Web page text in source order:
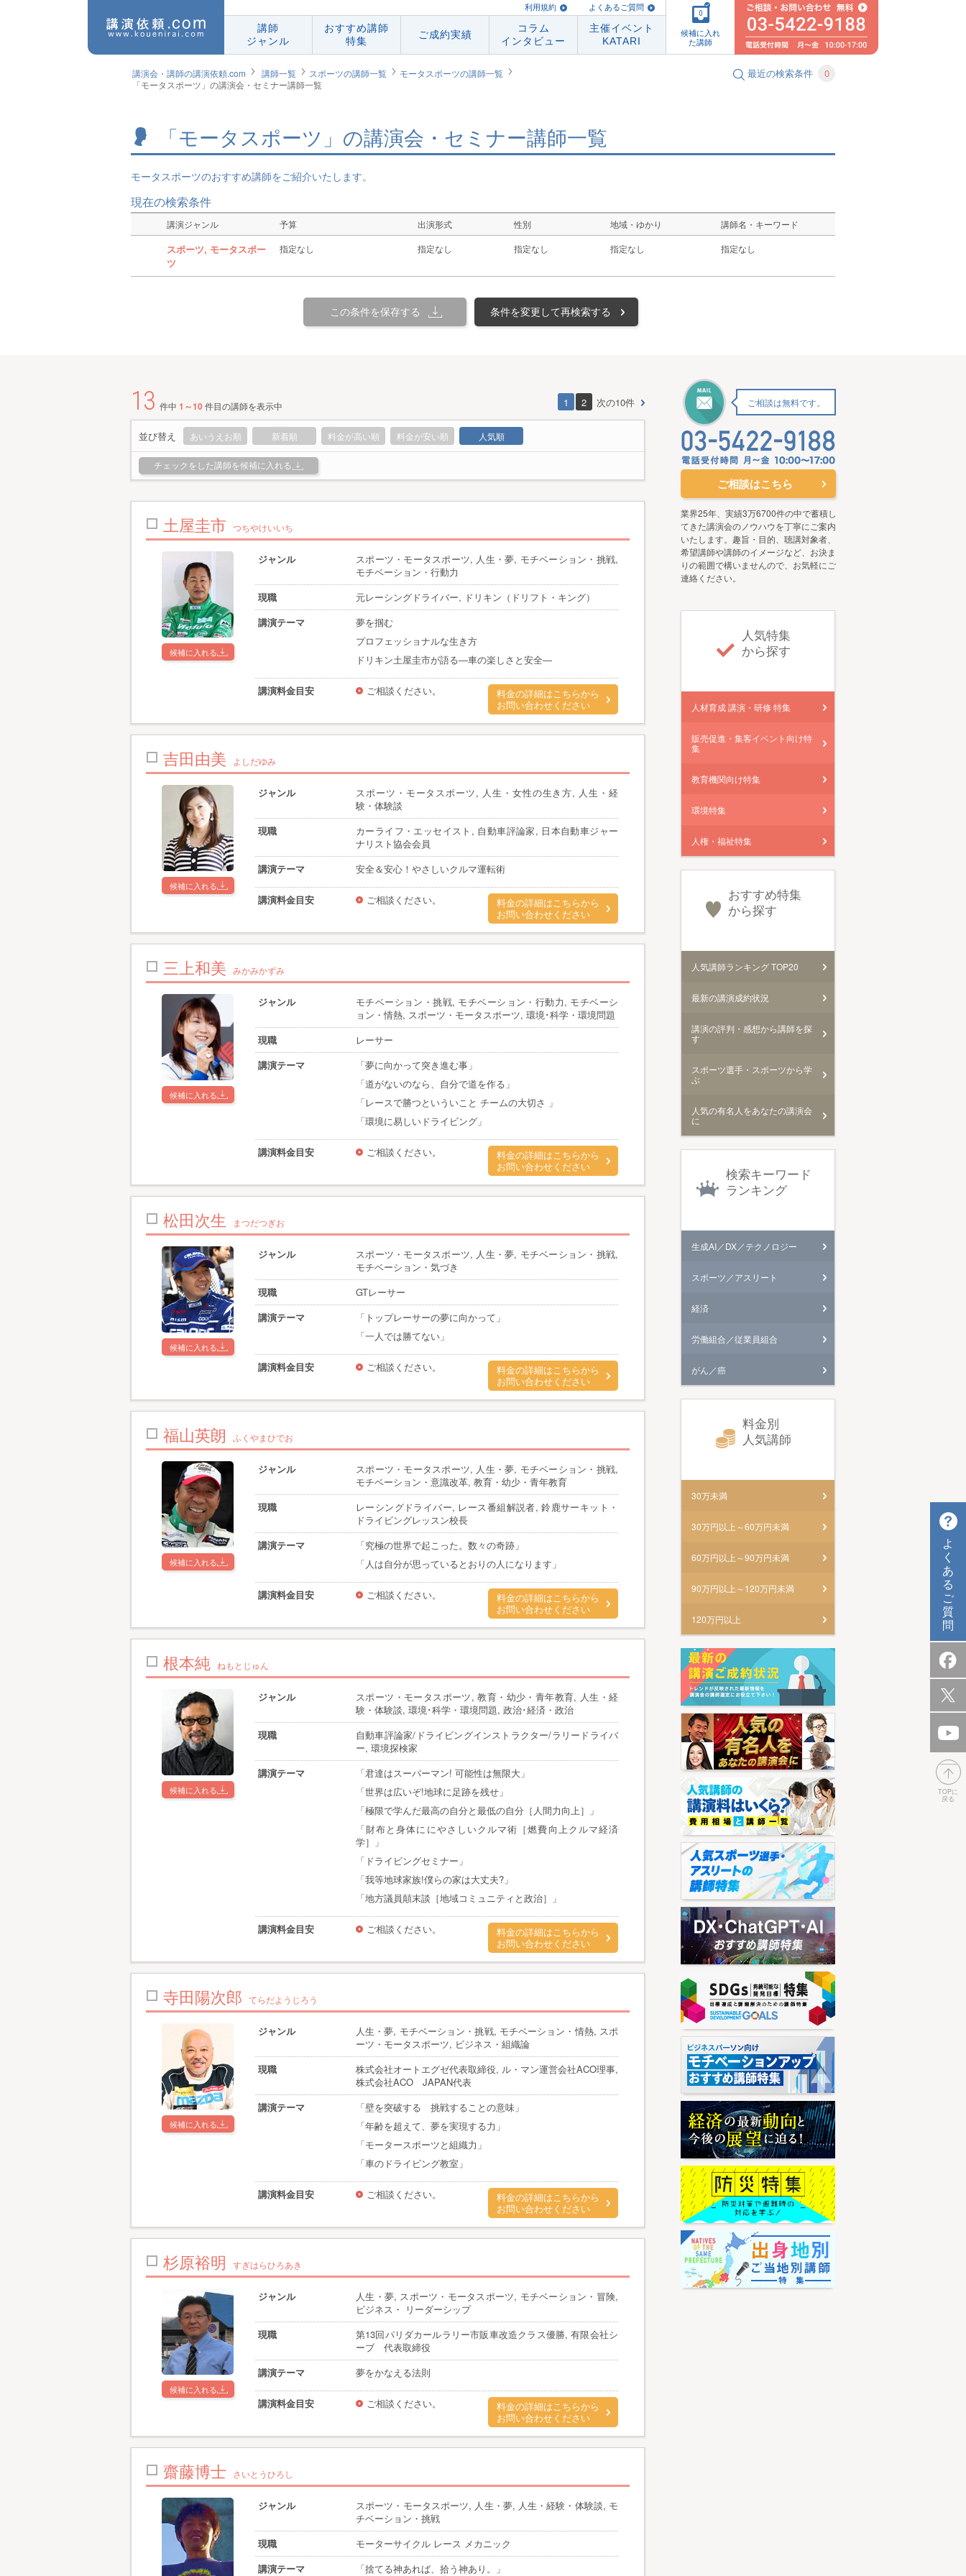
利用規約 よくあるご質問
講師
ジャンル
おすすめ講師
特集
ご成約実績
コラム
インタビュー
主催イベント
KATARI
0
候補に入れ
た講師
講演会・講師の講演依頼.com 講師一覧 スポーツの講師一覧
モータスポーツの講師一覧
「モータスポーツ」の講演会・セミナー講師一覧
最近の検索条件 0
「モータスポーツ」の講演会・セミナー講師一覧
モータスポーツのおすすめ講師をご紹介いたします。
現在の検索条件
講演ジャンル 予算 出演形式 性別 地域・ゆかり 講師名・キーワード
スポーツ, モータスポー
ツ
指定なし 指定なし 指定なし 指定なし 指定なし
この条件を保存する 条件を変更して再検索する
13 件中 1～10件目の講師を表示中 1 2 次の10件
並び替え あいうえお順 新着順 料金が高い順 料金が安い順 人気順
チェックをした講師を候補に入れる
土屋圭市 つちやけいいち
候補に入れる
ジャンル
スポーツ・モータスポーツ, 人生・夢, モチベーション・挑戦,
モチベーション・行動力
現職
元レーシングドライバー, ドリキン（ドリフト・キング）
講演テーマ
夢を掴む
プロフェッショナルな生き方
ドリキン土屋圭市が語る―車の楽しさと安全―
講演料金目安 ご相談ください。
料金の詳細はこちらから
お問い合わせください
吉田由美 よしだゆみ
候補に入れる
ジャンル
スポーツ・モータスポーツ, 人生・女性の生き方, 人生・経
験・体験談
現職
カーライフ・エッセイスト, 自動車評論家, 日本自動車ジャー
ナリスト協会会員
講演テーマ
安全＆安心！やさしいクルマ運転術
講演料金目安 ご相談ください。
料金の詳細はこちらから
お問い合わせください
三上和美 みかみかずみ
候補に入れる
ジャンル
モチベーション・挑戦, モチベーション・行動力, モチベーシ
ョン・情熱, スポーツ・モータスポーツ, 環境･科学・環境問題
現職
レーサー
講演テーマ
「夢に向かって突き進む事」
「道がないのなら、自分で道を作る」
「レースで勝つといういこと チームの大切さ 」
「環境に易しいドライビング」
講演料金目安 ご相談ください。
料金の詳細はこちらから
お問い合わせください
松田次生 まつだつぎお
候補に入れる
ジャンル
スポーツ・モータスポーツ, 人生・夢, モチベーション・挑戦,
モチベーション・気づき
現職
GTレーサー
講演テーマ
「トップレーサーの夢に向かって」
「一人では勝てない」
講演料金目安 ご相談ください。
料金の詳細はこちらから
お問い合わせください
福山英朗 ふくやまひでお
候補に入れる
ジャンル
スポーツ・モータスポーツ, 人生・夢, モチベーション・挑戦,
モチベーション・意識改革, 教育・幼少・青年教育
現職
レーシングドライバー, レース番組解説者, 鈴鹿サーキット・
ドライビングレッスン校長
講演テーマ
「究極の世界で起こった。数々の奇跡」
「人は自分が思っているとおりの人になります」
講演料金目安 ご相談ください。
料金の詳細はこちらから
お問い合わせください
根本純 ねもとじゅん
候補に入れる
ジャンル
スポーツ・モータスポーツ, 教育・幼少・青年教育, 人生・経
験・体験談, 環境･科学・環境問題, 政治･経済・政治
現職
自動車評論家/ドライビングインストラクター/ラリードライバ
ー, 環境探検家
講演テーマ
「君達はスーパーマン! 可能性は無限大」
「世界は広いぞ!地球に足跡を残せ」
「極限で学んだ最高の自分と最低の自分［人間力向上］」
「財布と身体ににやさしいクルマ術［燃費向上クルマ経済
学］」
「ドライビングセミナー」
「我等地球家族!僕らの家は大丈夫?」
「地方議員顛末談［地域コミュニティと政治］」
講演料金目安 ご相談ください。
料金の詳細はこちらから
お問い合わせください
寺田陽次郎 てらだようじろう
候補に入れる
ジャンル
人生・夢, モチベーション・挑戦, モチベーション・情熱, スポ
ーツ・モータスポーツ, ビジネス・組織論
現職
株式会社オートエグゼ代表取締役, ル・マン運営会社ACO理事,
株式会社ACO JAPAN代表
講演テーマ
「壁を突破する 挑戦することの意味」
「年齢を超えて、夢を実現する力」
「モータースポーツと組織力」
「車のドライビング教室」
講演料金目安 ご相談ください。
料金の詳細はこちらから
お問い合わせください
杉原裕明 すぎはらひろあき
候補に入れる
ジャンル
人生・夢, スポーツ・モータスポーツ, モチベーション・冒険,
ビジネス・ リーダーシップ
現職
第13回パリダカールラリー市販車改造クラス優勝, 有限会社シ
ーブ 代表取締役
講演テーマ
夢をかなえる法則
講演料金目安 ご相談ください。
料金の詳細はこちらから
お問い合わせください
齋藤博士 さいとうひろし
ジャンル
スポーツ・モータスポーツ, 人生・夢, 人生・経験・体験談, モ
チベーション・挑戦
現職
モーターサイクル レース メカニック
講演テーマ
「捨てる神あれば、拾う神あり。」
ご相談は無料です。
ご相談はこちら
業界25年、実績3万6700件の中で蓄積し
てきた講演会のノウハウを丁寧にご案内
いたします。趣旨・目的、聴講対象者、
希望講師や講師のイメージなど、お決ま
りの範囲で構いませんので、お気軽にご
連絡ください。
人気特集
から探す
人材育成 講演・研修 特集
販売促進・集客イベント向け特
集
教育機関向け特集
環境特集
人権・福祉特集
おすすめ特集
から探す
人気講師ランキング TOP20
最新の講演成約状況
講演の評判・感想から講師を探
す
スポーツ選手・スポーツから学
ぶ
人気の有名人をあなたの講演会
に
検索キーワード
ランキング
生成AI／DX／テクノロジー
スポーツ／アスリート
経済
労働組合／従業員組合
がん／癌
料金別
人気講師
30万未満
30万円以上～60万円未満
60万円以上～90万円未満
90万円以上～120万円未満
120万円以上
よ
く
あ
る
ご
質
問
TOPに
戻る